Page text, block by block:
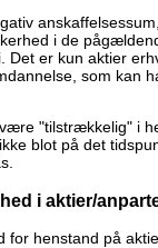
i de
Det er kun aktier
som kan
"tilstrækkelig" i
blot på det
i aktier/
for henstand på